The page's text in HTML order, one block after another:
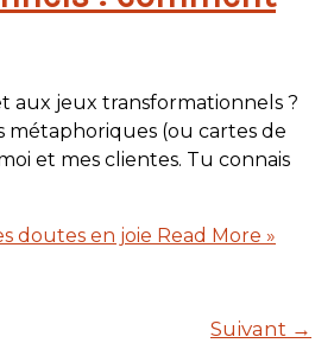
aux jeux transformationnels ?
métaphoriques (ou cartes de
et mes clientes. Tu connais
doutes en joie Read More »
Suivant →